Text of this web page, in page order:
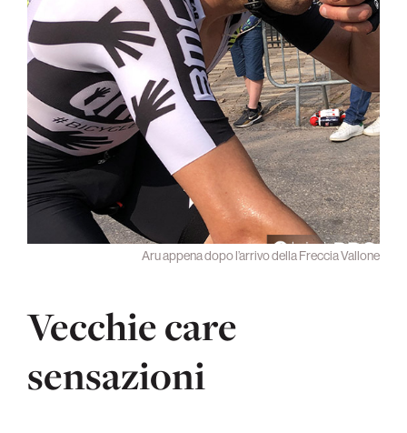
Aru appena dopo l’arrivo della Freccia Vallone
Vecchie care
sensazioni